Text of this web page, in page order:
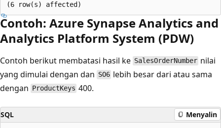
Contoh: Azure Synapse Analytics and
Analytics Platform System (PDW)
Contoh berikut membatasi hasil ke SalesOrderNumber nilai
yang dimulai dengan dan SO6 lebih besar dari atau sama
dengan ProductKeys 400.
SQL Menyalin